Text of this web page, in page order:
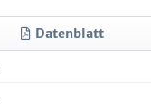
Datenblatt